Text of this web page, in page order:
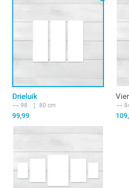
Drieluik
98 80 cm
99,99